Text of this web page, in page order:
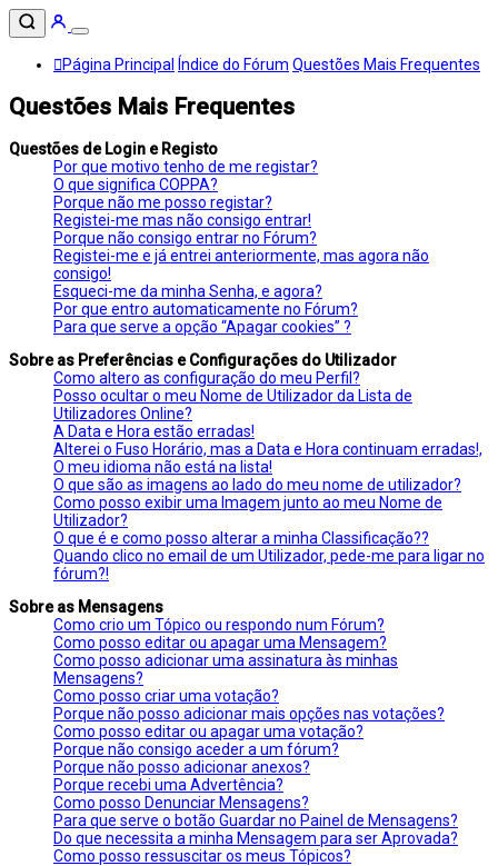
Página Principal Índice do Fórum Questões Mais Frequentes
Questões Mais Frequentes
Questões de Login e Registo
Por que motivo tenho de me registar?
O que significa COPPA?
Porque não me posso registar?
Registei-me mas não consigo entrar!
Porque não consigo entrar no Fórum?
Registei-me e já entrei anteriormente, mas agora não
consigo!
Esqueci-me da minha Senha, e agora?
Por que entro automaticamente no Fórum?
Para que serve a opção “Apagar cookies” ?
Sobre as Preferências e Configurações do Utilizador
Como altero as configuração do meu Perfil?
Posso ocultar o meu Nome de Utilizador da Lista de
Utilizadores Online?
A Data e Hora estão erradas!
Alterei o Fuso Horário, mas a Data e Hora continuam erradas!,
O meu idioma não está na lista!
O que são as imagens ao lado do meu nome de utilizador?
Como posso exibir uma Imagem junto ao meu Nome de
Utilizador?
O que é e como posso alterar a minha Classificação??
Quando clico no email de um Utilizador, pede-me para ligar no
fórum?!
Sobre as Mensagens
Como crio um Tópico ou respondo num Fórum?
Como posso editar ou apagar uma Mensagem?
Como posso adicionar uma assinatura às minhas
Mensagens?
Como posso criar uma votação?
Porque não posso adicionar mais opções nas votações?
Como posso editar ou apagar uma votação?
Porque não consigo aceder a um fórum?
Porque não posso adicionar anexos?
Porque recebi uma Advertência?
Como posso Denunciar Mensagens?
Para que serve o botão Guardar no Painel de Mensagens?
Do que necessita a minha Mensagem para ser Aprovada?
Como posso ressuscitar os meus Tópicos?